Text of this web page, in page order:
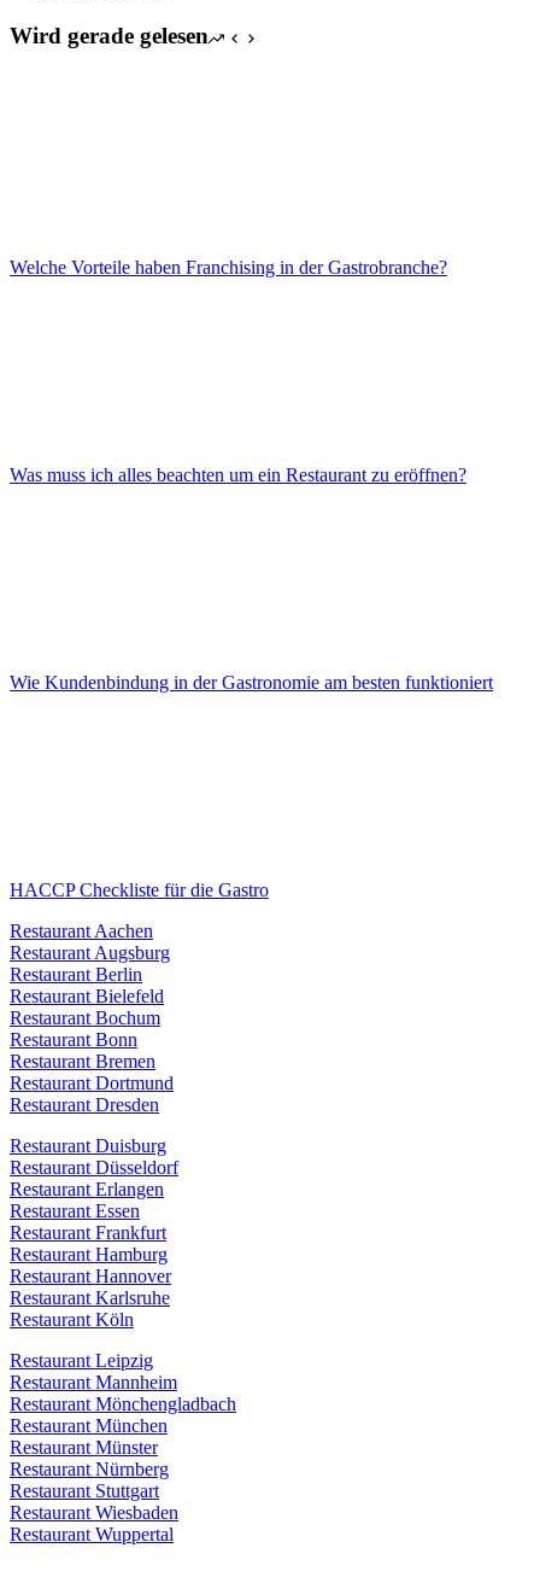
Wird gerade gelesen
Welche Vorteile haben Franchising in der Gastrobranche?
Was muss ich alles beachten um ein Restaurant zu eröffnen?
Wie Kundenbindung in der Gastronomie am besten funktioniert
HACCP Checkliste für die Gastro
Restaurant Aachen
Restaurant Augsburg
Restaurant Berlin
Restaurant Bielefeld
Restaurant Bochum
Restaurant Bonn
Restaurant Bremen
Restaurant Dortmund
Restaurant Dresden
Restaurant Duisburg
Restaurant Düsseldorf
Restaurant Erlangen
Restaurant Essen
Restaurant Frankfurt
Restaurant Hamburg
Restaurant Hannover
Restaurant Karlsruhe
Restaurant Köln
Restaurant Leipzig
Restaurant Mannheim
Restaurant Mönchengladbach
Restaurant München
Restaurant Münster
Restaurant Nürnberg
Restaurant Stuttgart
Restaurant Wiesbaden
Restaurant Wuppertal